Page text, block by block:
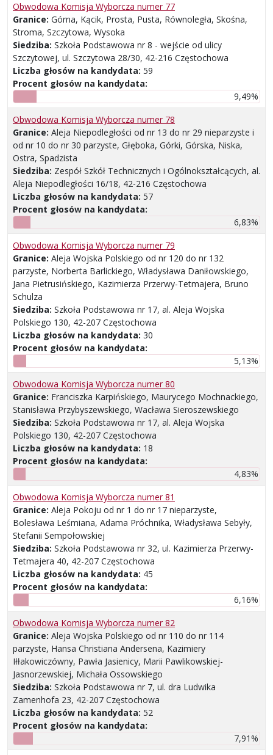
Obwodowa Komisja Wyborcza numer 77
Granice: Górna, Kącik, Prosta, Pusta, Równoległa, Skośna,
Stroma, Szczytowa, Wysoka
Siedziba: Szkoła Podstawowa nr 8 - wejście od ulicy
Szczytowej, ul. Szczytowa 28/30, 42-216 Częstochowa
Liczba głosów na kandydata: 59
Procent głosów na kandydata:
9,49%
Obwodowa Komisja Wyborcza numer 78
Granice: Aleja Niepodległości od nr 13 do nr 29 nieparzyste i
od nr 10 do nr 30 parzyste, Głęboka, Górki, Górska, Niska,
Ostra, Spadzista
Siedziba: Zespół Szkół Technicznych i Ogólnokształcących, al.
Aleja Niepodległości 16/18, 42-216 Częstochowa
Liczba głosów na kandydata: 57
Procent głosów na kandydata:
6,83%
Obwodowa Komisja Wyborcza numer 79
Granice: Aleja Wojska Polskiego od nr 120 do nr 132
parzyste, Norberta Barlickiego, Władysława Daniłowskiego,
Jana Pietrusińskiego, Kazimierza Przerwy-Tetmajera, Bruno
Schulza
Siedziba: Szkoła Podstawowa nr 17, al. Aleja Wojska
Polskiego 130, 42-207 Częstochowa
Liczba głosów na kandydata: 30
Procent głosów na kandydata:
5,13%
Obwodowa Komisja Wyborcza numer 80
Granice: Franciszka Karpińskiego, Maurycego Mochnackiego,
Stanisława Przybyszewskiego, Wacława Sieroszewskiego
Siedziba: Szkoła Podstawowa nr 17, al. Aleja Wojska
Polskiego 130, 42-207 Częstochowa
Liczba głosów na kandydata: 18
Procent głosów na kandydata:
4,83%
Obwodowa Komisja Wyborcza numer 81
Granice: Aleja Pokoju od nr 1 do nr 17 nieparzyste,
Bolesława Leśmiana, Adama Próchnika, Władysława Sebyły,
Stefanii Sempołowskiej
Siedziba: Szkoła Podstawowa nr 32, ul. Kazimierza Przerwy-
Tetmajera 40, 42-207 Częstochowa
Liczba głosów na kandydata: 45
Procent głosów na kandydata:
6,16%
Obwodowa Komisja Wyborcza numer 82
Granice: Aleja Wojska Polskiego od nr 110 do nr 114
parzyste, Hansa Christiana Andersena, Kazimiery
Iłłakowiczówny, Pawła Jasienicy, Marii Pawlikowskiej-
Jasnorzewskiej, Michała Ossowskiego
Siedziba: Szkoła Podstawowa nr 7, ul. dra Ludwika
Zamenhofa 23, 42-207 Częstochowa
Liczba głosów na kandydata: 52
Procent głosów na kandydata:
7,91%